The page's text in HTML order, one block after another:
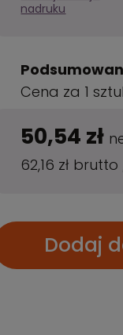
nadruku
Cena za 1
50,54 zł
62,16 zł brutto
Dodaj